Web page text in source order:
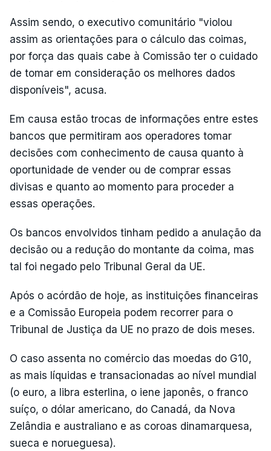
Assim sendo, o executivo comunitário "violou
assim as orientações para o cálculo das coimas,
por força das quais cabe à Comissão ter o cuidado
de tomar em consideração os melhores dados
disponíveis", acusa.
Em causa estão trocas de informações entre estes
bancos que permitiram aos operadores tomar
decisões com conhecimento de causa quanto à
oportunidade de vender ou de comprar essas
divisas e quanto ao momento para proceder a
essas operações.
Os bancos envolvidos tinham pedido a anulação da
decisão ou a redução do montante da coima, mas
tal foi negado pelo Tribunal Geral da UE.
Após o acórdão de hoje, as instituições financeiras
e a Comissão Europeia podem recorrer para o
Tribunal de Justiça da UE no prazo de dois meses.
O caso assenta no comércio das moedas do G10,
as mais líquidas e transacionadas ao nível mundial
(o euro, a libra esterlina, o iene japonês, o franco
suíço, o dólar americano, do Canadá, da Nova
Zelândia e australiano e as coroas dinamarquesa,
sueca e norueguesa).